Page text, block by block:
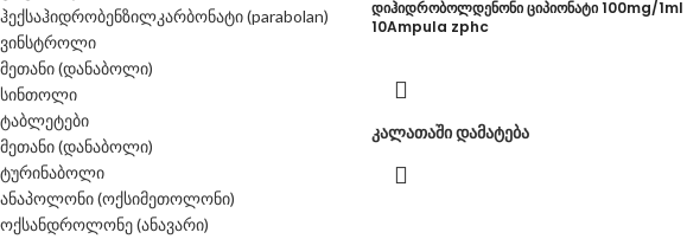
ჰექსაჰიდრობენზილკარბონატი (parabolan)
ვინსტროლი
მეთანი (დანაბოლი)
სინთოლი
ტაბლეტები
მეთანი (დანაბოლი)
ტურინაბოლი
ანაპოლონი (ოქსიმეთოლონი)
ოქსანდროლონე (ანავარი)
დიჰიდრობოლდენონი ციპიონატი 100mg/1ml
10Ampula zphc
კალათაში დამატება